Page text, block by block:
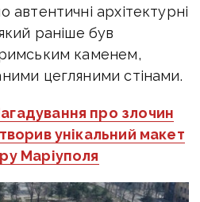
архітектурні
раніше був
каменем,
цегляними стінами.
про злочин
унікальний макет
Маріуполя